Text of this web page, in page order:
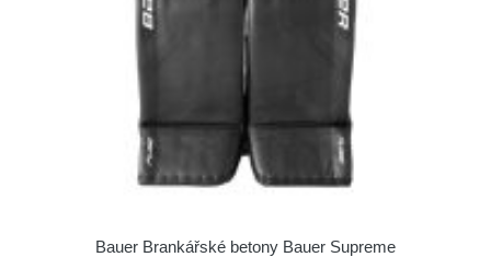
Bauer Brankářské betony Bauer Supreme